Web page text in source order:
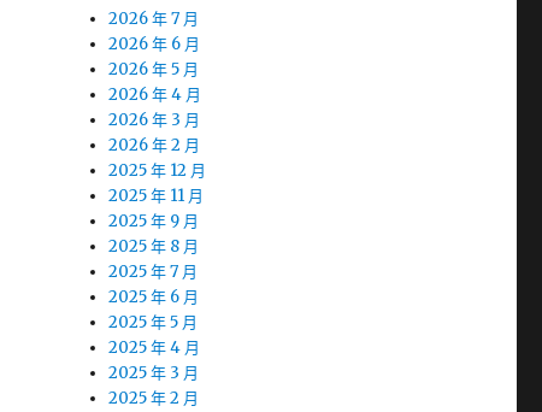
2026 年 7 月
2026 年 6 月
2026 年 5 月
2026 年 4 月
2026 年 3 月
2026 年 2 月
2025 年 12 月
2025 年 11 月
2025 年 9 月
2025 年 8 月
2025 年 7 月
2025 年 6 月
2025 年 5 月
2025 年 4 月
2025 年 3 月
2025 年 2 月